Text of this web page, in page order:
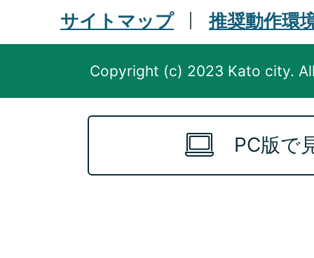
サイトマップ
推奨動作環
Copyright (c) 2023 Kato city.
PC版で